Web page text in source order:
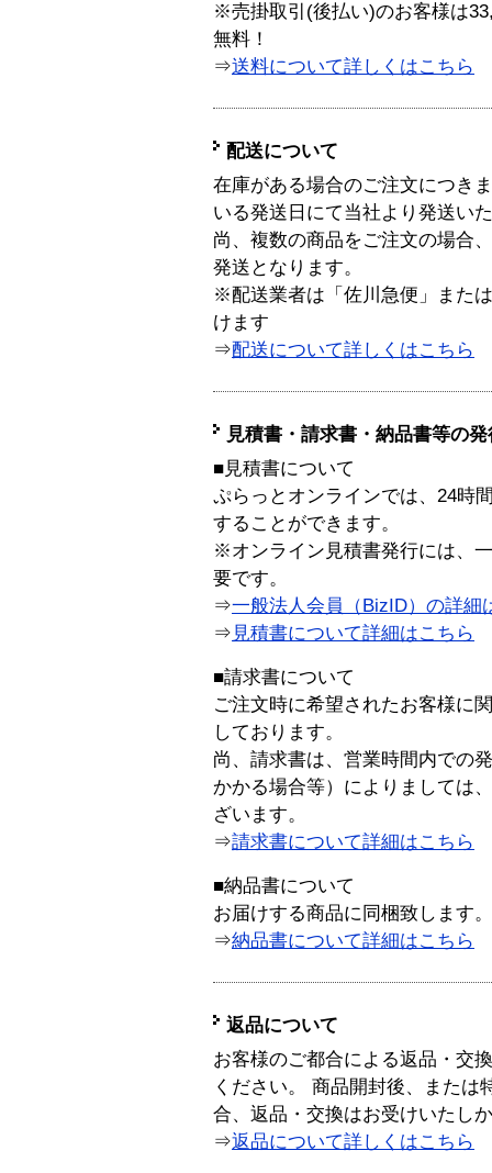
※売掛取引(後払い)のお客様は
無料！
⇒送料について詳しくはこちら
配送について
在庫がある場合のご注文につき
いる発送日にて当社より発送い
尚、複数の商品をご注文の場合
発送となります。
※配送業者は「佐川急便」また
けます
⇒配送について詳しくはこちら
見積書・請求書・納品書等の
■見積書について
ぷらっとオンラインでは、24時
することができます。
※オンライン見積書発行には、
要です。
⇒一般法人会員（BizID）の詳細
⇒ 見積書について詳細はこちら
■請求書について
ご注文時に希望されたお客様に
しております。
尚、請求書は、営業時間内での
かかる場合等）によりましては
ざいます。
⇒請求書について詳細はこちら
■納品書について
お届けする商品に同梱致します。
⇒納品書について詳細はこちら
返品について
お客様のご都合による返品・交
ください。 商品開封後、または
合、返品・交換はお受けいたし
⇒返品について詳しくはこちら